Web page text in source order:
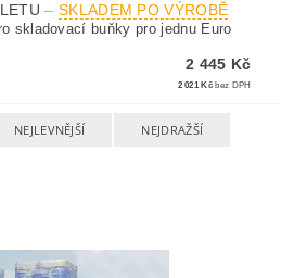
– SKLADEM PO VÝROBĚ
skladovací buňky pro jednu Euro
2 445 Kč
2 021 Kč bez DPH
NEJLEVNĚJŠÍ NEJDRAŽŠÍ